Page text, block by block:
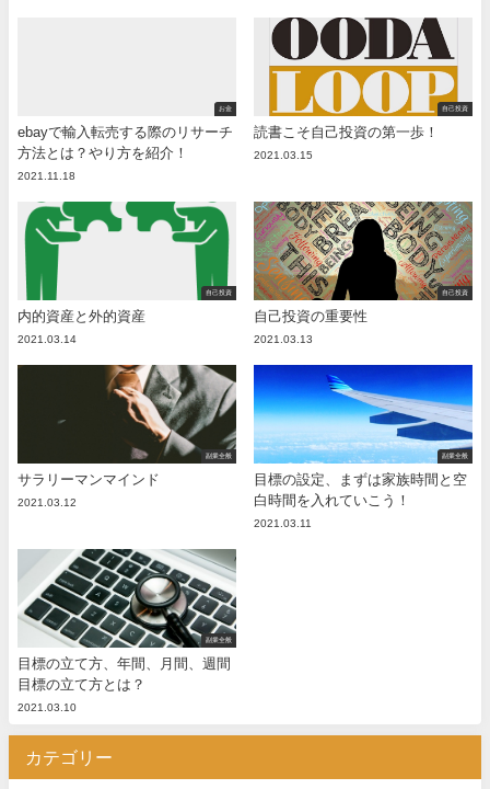
お金
ebayで輸入転売する際のリサーチ
方法とは？やり方を紹介！
2021.11.18
自己投資
読書こそ自己投資の第一歩！
2021.03.15
自己投資
内的資産と外的資産
2021.03.14
自己投資
自己投資の重要性
2021.03.13
副業全般
サラリーマンマインド
2021.03.12
副業全般
目標の設定、まずは家族時間と空
白時間を入れていこう！
2021.03.11
副業全般
目標の立て方、年間、月間、週間
目標の立て方とは？
2021.03.10
カテゴリー